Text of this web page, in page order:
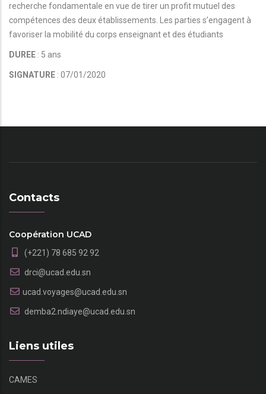
recherche fondamentale en vue de tirer un profit mutuel des
compétences des deux établissements. Les parties s’engagent à
favoriser la mobilité du corps enseignant et des étudiants
DUREE : 5 ans
SIGNATURE : 07/01/2020
Contacts
Coopération UCAD
(+221) 78 685 92 92
drci@ucad.edu.sn
ucad.voyages@ucad.edu.sn
demba2.ndiaye@ucad.edu.sn
Liens utiles
CAMES